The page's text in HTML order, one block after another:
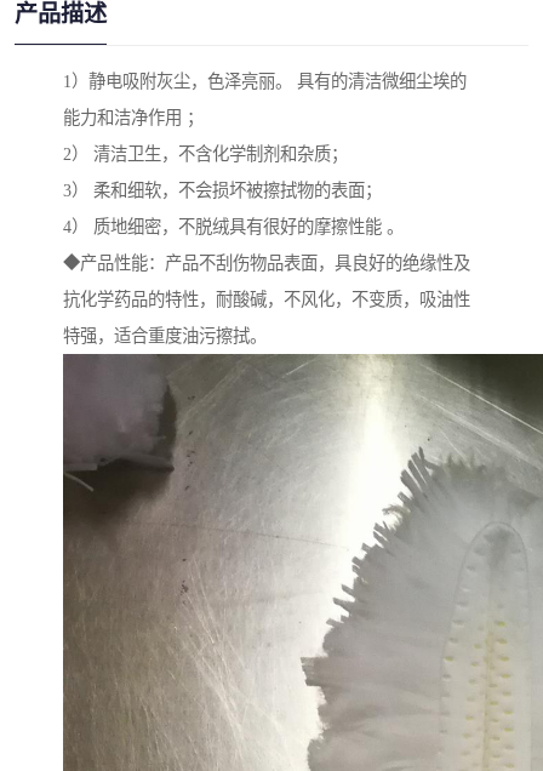
产品描述
1）静电吸附灰尘，色泽亮丽。 具有的清洁微细尘埃的
能力和洁净作用 ；
2） 清洁卫生，不含化学制剂和杂质；
3） 柔和细软，不会损坏被擦拭物的表面；
4） 质地细密，不脱绒具有很好的摩擦性能 。
◆产品性能：产品不刮伤物品表面，具良好的绝缘性及
抗化学药品的特性，耐酸碱，不风化，不变质，吸油性
特强，适合重度油污擦拭。